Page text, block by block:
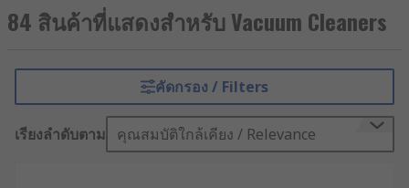
ทำความสะอาดอย่างเครื่องดูดฝุ่นอุตสาหกรรมถือเป็น
เครื่องใช้ที่ออกแบบมาเพื่อทำความสะอาดพื้นและวัสดุ
ยอดเยี่ยมในการขจัดฝุ่นละออง สิ่งสกปรก และอนุภาค
ขนาดเล็กให้หลุดลอกออกไปได้อย่างหมดจด
เครื่องดูดฝุ่น คืออะไร ?
84 สินค้าที่แสดงสำหรับ Vacuum Cleaners
คัดกรอง / Filters
เรียงลำดับตาม คุณสมบัติใกล้เคียง / Relevance